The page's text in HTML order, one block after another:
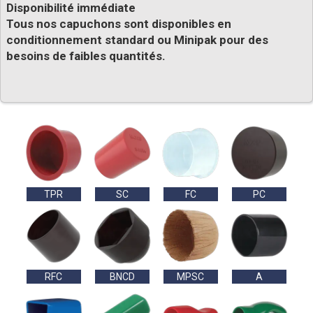
Disponibilité immédiate
Tous nos capuchons sont disponibles en
conditionnement standard ou Minipak pour des
besoins de faibles quantités.
TPR SC FC PC
RFC BNCD MPSC A